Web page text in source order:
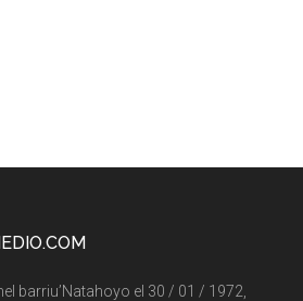
barriu’Natahoyo el 30 / 01 / 1972,